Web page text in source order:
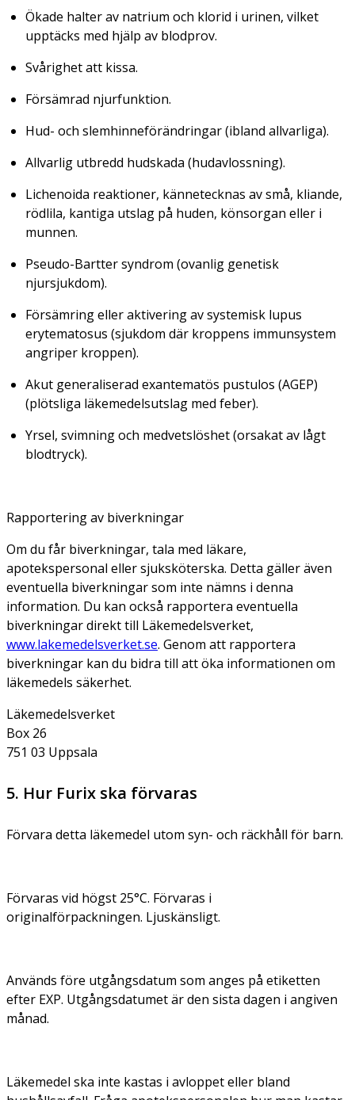
Ökade halter av natrium och klorid i urinen, vilket
upptäcks med hjälp av blodprov.
Svårighet att kissa.
Försämrad njurfunktion.
Hud- och slemhinneförändringar (ibland allvarliga).
Allvarlig utbredd hudskada (hudavlossning).
Lichenoida reaktioner, kännetecknas av små, kliande,
rödlila, kantiga utslag på huden, könsorgan eller i
munnen.
Pseudo-Bartter syndrom (ovanlig genetisk
njursjukdom).
Försämring eller aktivering av systemisk lupus
erytematosus (sjukdom där kroppens immunsystem
angriper kroppen).
Akut generaliserad exantematös pustulos (AGEP)
(plötsliga läkemedelsutslag med feber).
Yrsel, svimning och medvetslöshet (orsakat av lågt
blodtryck).
Rapportering av biverkningar
Om du får biverkningar, tala med läkare,
apotekspersonal eller sjuksköterska. Detta gäller även
eventuella biverkningar som inte nämns i denna
information. Du kan också rapportera eventuella
biverkningar direkt till Läkemedelsverket,
www.lakemedelsverket.se. Genom att rapportera
biverkningar kan du bidra till att öka informationen om
läkemedels säkerhet.
Läkemedelsverket
Box 26
751 03 Uppsala
5. Hur Furix ska förvaras
Förvara detta läkemedel utom syn- och räckhåll för barn.
Förvaras vid högst 25°C. Förvaras i
originalförpackningen. Ljuskänsligt.
Används före utgångsdatum som anges på etiketten
efter EXP. Utgångsdatumet är den sista dagen i angiven
månad.
Läkemedel ska inte kastas i avloppet eller bland